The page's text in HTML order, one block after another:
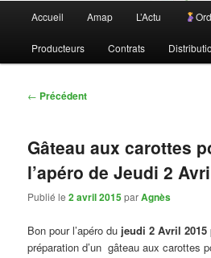
principal
Accueil Amap L’Actu
Producteurs Contrats
Navigation
← Précédent
Gâteau aux carottes
l’apéro de Jeudi 2
Publié le2 avril 2015parAgnès
Bon pour l’apéro du jeudi 2 Avril 2015
préparation d’un gâteau aux carottes